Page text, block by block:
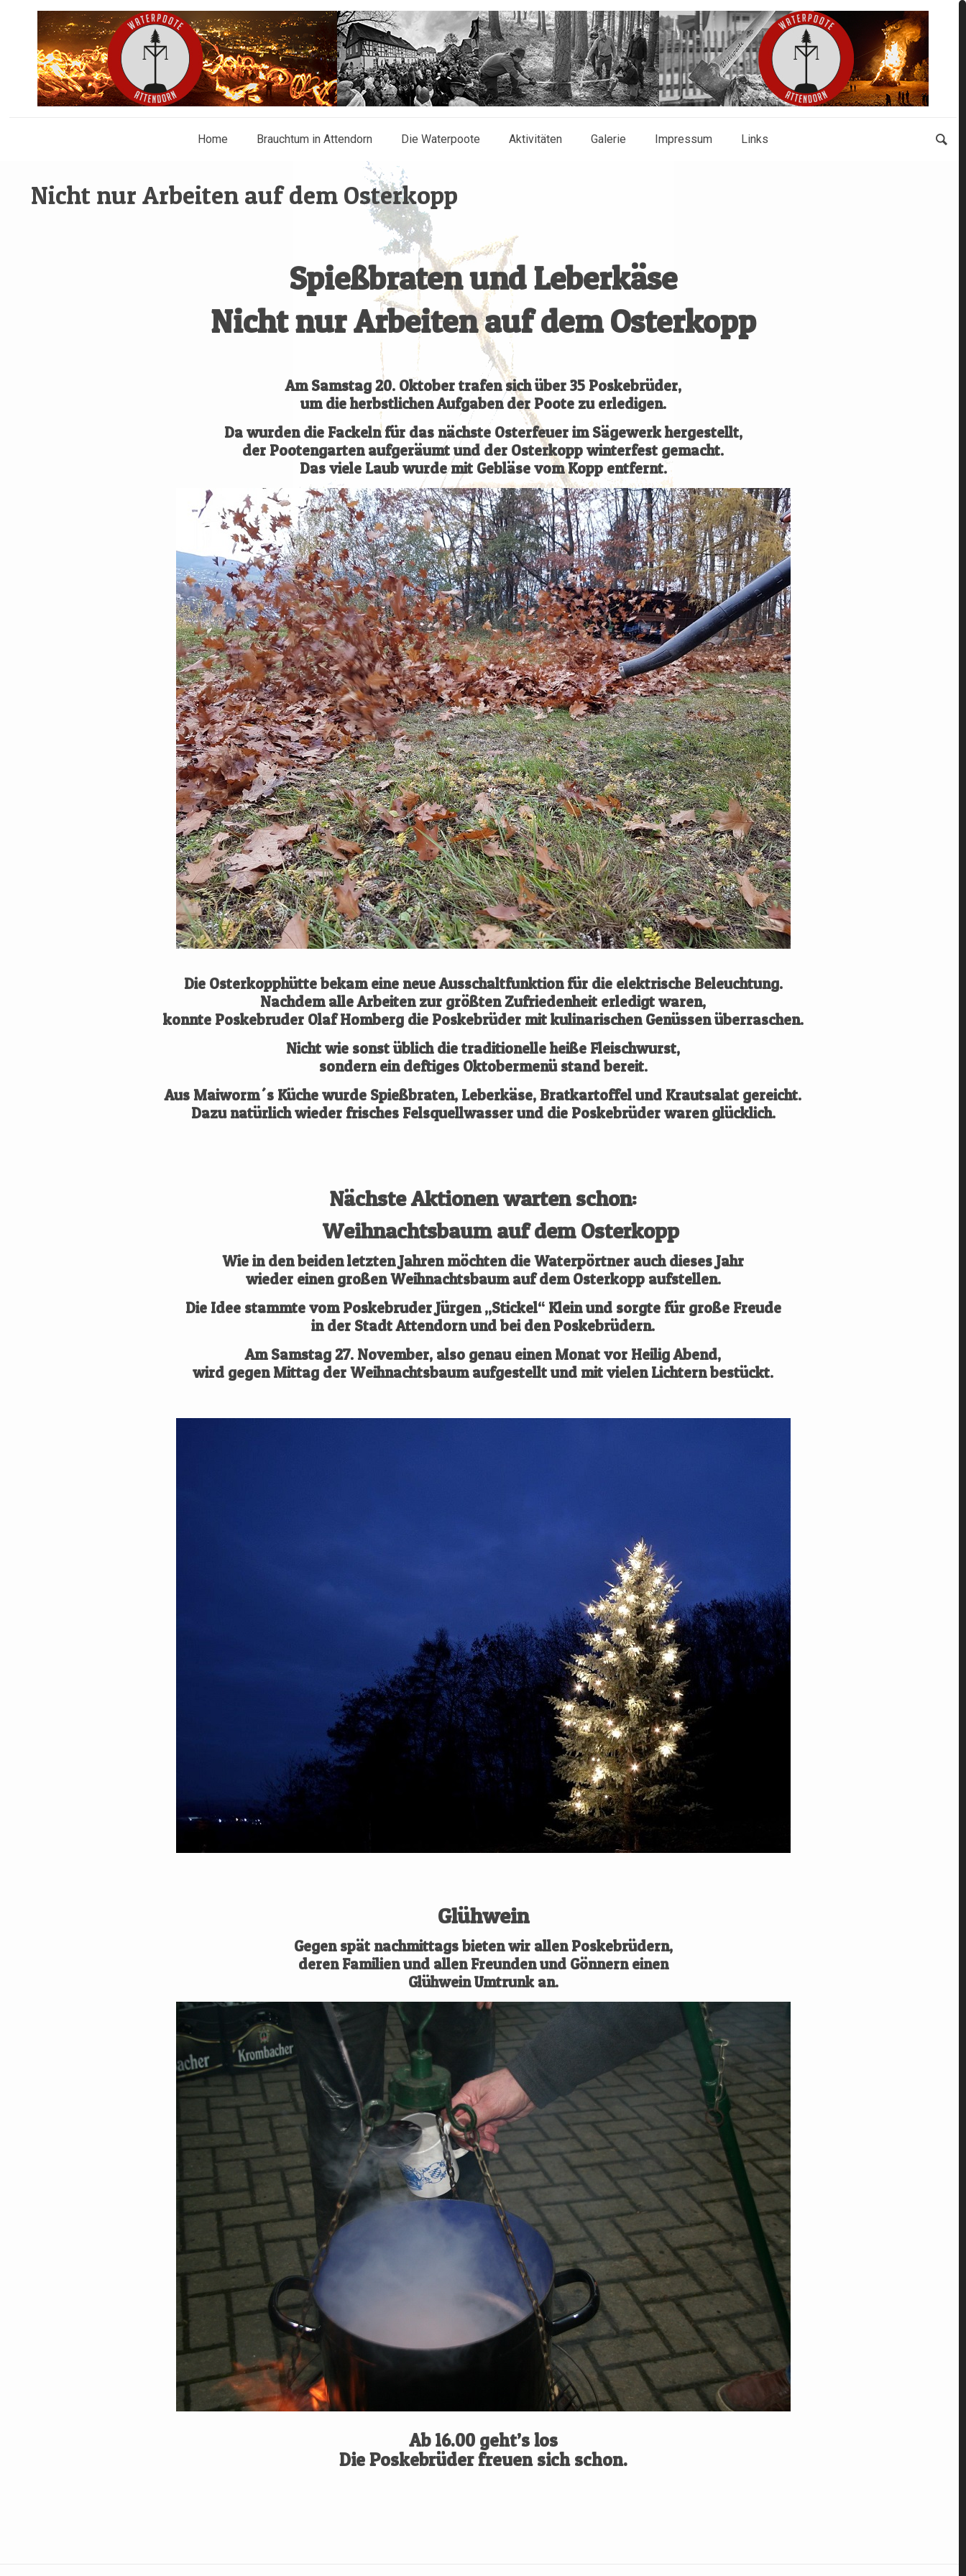
Home Brauchtum in Attendorn Die Waterpoote Aktivitäten Galerie Impressum Links
Nicht nur Arbeiten auf dem Osterkopp
Spießbraten und Leberkäse
Nicht nur Arbeiten auf dem Osterkopp
Am Samstag 20. Oktober trafen sich über 35 Poskebrüder,
um die herbstlichen Aufgaben der Poote zu erledigen.
Da wurden die Fackeln für das nächste Osterfeuer im Sägewerk hergestellt,
der Pootengarten aufgeräumt und der Osterkopp winterfest gemacht.
Das viele Laub wurde mit Gebläse vom Kopp entfernt.
Die Osterkopphütte bekam eine neue Ausschaltfunktion für die elektrische Beleuchtung.
Nachdem alle Arbeiten zur größten Zufriedenheit erledigt waren,
konnte Poskebruder Olaf Homberg die Poskebrüder mit kulinarischen Genüssen überraschen.
Nicht wie sonst üblich die traditionelle heiße Fleischwurst,
sondern ein deftiges Oktobermenü stand bereit.
Aus Maiworm´s Küche wurde Spießbraten, Leberkäse, Bratkartoffel und Krautsalat gereicht.
Dazu natürlich wieder frisches Felsquellwasser und die Poskebrüder waren glücklich.
Nächste Aktionen warten schon:
Weihnachtsbaum auf dem Osterkopp
Wie in den beiden letzten Jahren möchten die Waterpörtner auch dieses Jahr
wieder einen großen Weihnachtsbaum auf dem Osterkopp aufstellen.
Die Idee stammte vom Poskebruder Jürgen „Stickel“ Klein und sorgte für große Freude
in der Stadt Attendorn und bei den Poskebrüdern.
Am Samstag 27. November, also genau einen Monat vor Heilig Abend,
wird gegen Mittag der Weihnachtsbaum aufgestellt und mit vielen Lichtern bestückt.
Glühwein
Gegen spät nachmittags bieten wir allen Poskebrüdern,
deren Familien und allen Freunden und Gönnern einen
Glühwein Umtrunk an.
Ab 16.00 geht’s los
Die Poskebrüder freuen sich schon.